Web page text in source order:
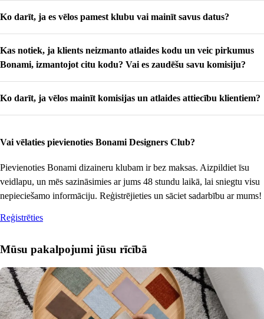
jums izrakstīt rēķinu par aprēķināto summu (jūsu komisija tiek aprēķināta no
dienām.
iedvesmas lapā. Mūsu komanda ar jums vēlāk sazināsies, lai izrunātu
Ko darīt, ja es vēlos pamest klubu vai mainīt savus datus?
statuss neuzliek nekādas saistības – jūs varat jebkurā brīdī mainīt savus datus
vai pamest klubu.
Kas notiek, ja klients neizmanto atlaides kodu un veic pirkumus
Bonami, izmantojot citu kodu? Vai es zaudēšu savu komisiju?
kopīgi atradīsim risinājumu.
Ko darīt, ja vēlos mainīt komisijas un atlaides attiecību klientiem?
Vai vēlaties pievienoties Bonami Designers Club?
Pievienoties Bonami dizaineru klubam ir bez maksas. Aizpildiet īsu
veidlapu, un mēs sazināsimies ar jums 48 stundu laikā, lai sniegtu visu
nepieciešamo informāciju. Reģistrējieties un sāciet sadarbību ar mums!
Reģistrēties
Mūsu pakalpojumi jūsu rīcībā